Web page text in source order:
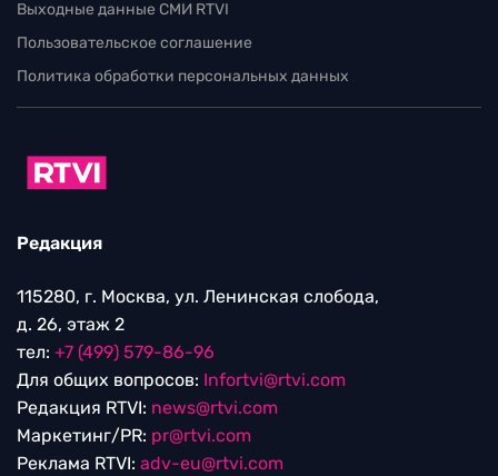
Выходные данные СМИ RTVI
Пользовательское соглашение
Политика обработки персональных данных
Редакция
115280, г. Москва, ул. Ленинская слобода,
д. 26, этаж 2
тел: +7 (499) 579-86-96
Для общих вопросов: Infortvi@rtvi.com
Редакция RTVI: news@rtvi.com
Маркетинг/PR: pr@rtvi.com
Реклама RTVI: adv-eu@rtvi.com